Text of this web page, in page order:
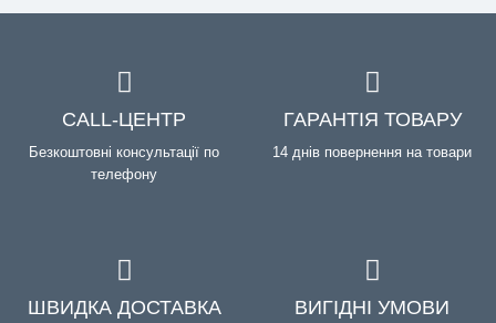
CALL-ЦЕНТР
Безкоштовні консультації по
телефону
ГАРАНТІЯ ТОВАРУ
14 днів повернення на товари
ШВИДКА ДОСТАВКА ВИГІДНІ УМОВИ